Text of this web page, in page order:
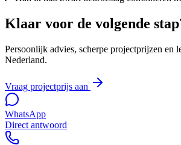
Klaar voor de volgende
Persoonlijk advies, scherpe projectprijzen en
Nederland.
Vraag projectprijs aan
WhatsApp
Direct antwoord